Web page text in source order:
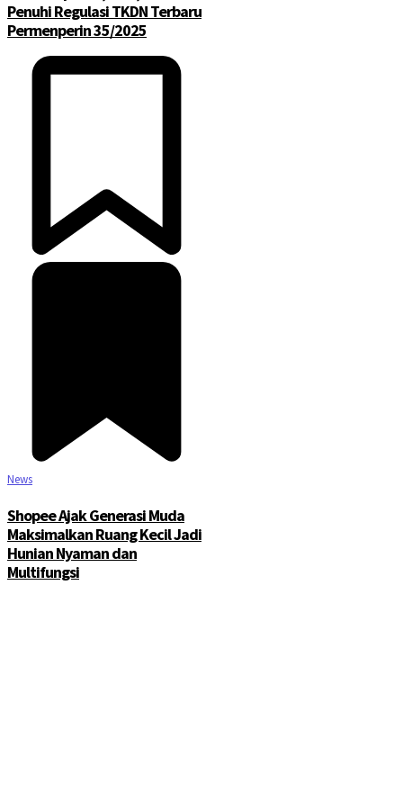
Penuhi Regulasi TKDN Terbaru
Permenperin 35/2025
News
Shopee Ajak Generasi Muda
Maksimalkan Ruang Kecil Jadi
Hunian Nyaman dan
Multifungsi